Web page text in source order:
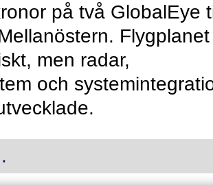
på två GlobalEye
men radar,
och